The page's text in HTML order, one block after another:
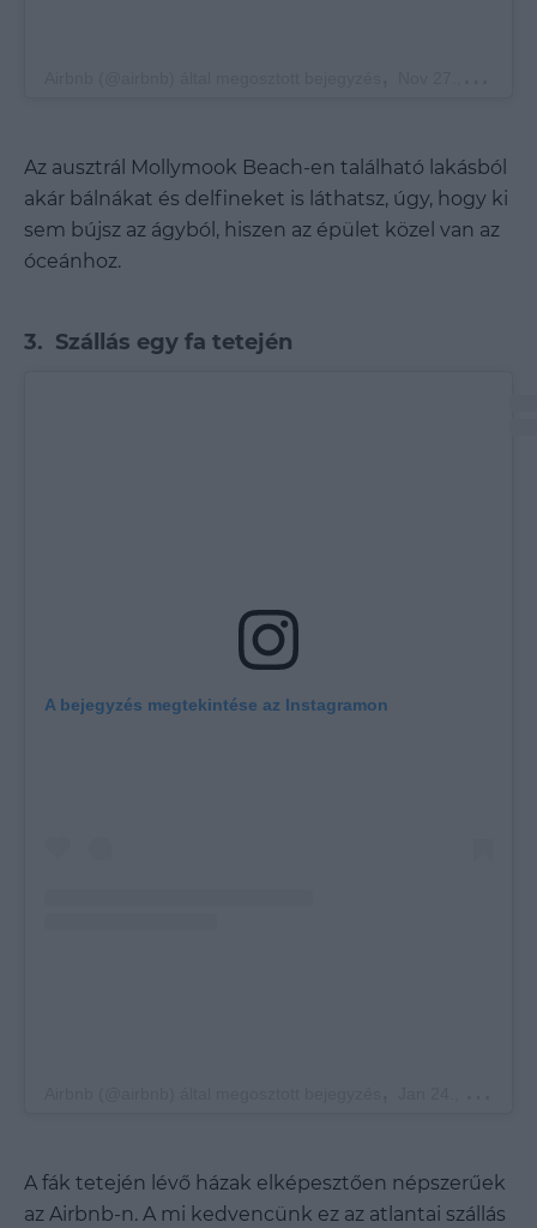
Az ausztrál Mollymook Beach-en található lakásból
akár bálnákat és delfineket is láthatsz, úgy, hogy ki
sem bújsz az ágyból, hiszen az épület közel van az
óceánhoz.
3. Szállás egy fa tetején
A bejegyzés megtekintése az Instagramon
A fák tetején lévő házak elképesztően népszerűek
az Airbnb-n. A mi kedvencünk ez az atlantai szállás